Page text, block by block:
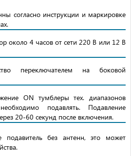
согласно инструкции и маркировке
около 4 часов от сети 220 В или 12 В
переключателем на боковой
ON тумблеры тех. диапазонов
подавлять. Подавление
20-60 секунд после включения.
подавитель без антенн, это может